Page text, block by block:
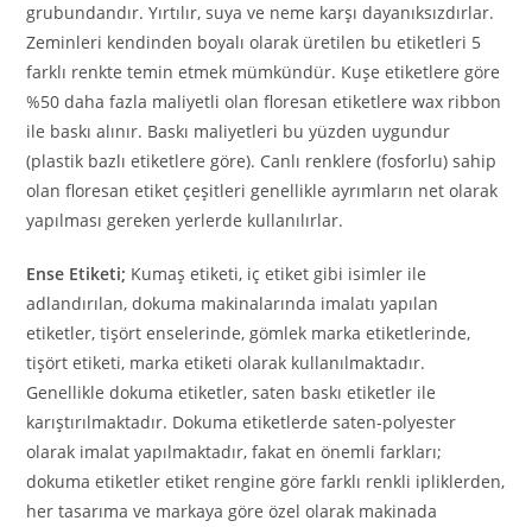
grubundandır. Yırtılır, suya ve neme karşı dayanıksızdırlar.
Zeminleri kendinden boyalı olarak üretilen bu etiketleri 5
farklı renkte temin etmek mümkündür. Kuşe etiketlere göre
%50 daha fazla maliyetli olan floresan etiketlere wax ribbon
ile baskı alınır. Baskı maliyetleri bu yüzden uygundur
(plastik bazlı etiketlere göre). Canlı renklere (fosforlu) sahip
olan floresan etiket çeşitleri genellikle ayrımların net olarak
yapılması gereken yerlerde kullanılırlar.
Ense Etiketi; Kumaş etiketi, iç etiket gibi isimler ile
adlandırılan, dokuma makinalarında imalatı yapılan
etiketler, tişört enselerinde, gömlek marka etiketlerinde,
tişört etiketi, marka etiketi olarak kullanılmaktadır.
Genellikle dokuma etiketler, saten baskı etiketler ile
karıştırılmaktadır. Dokuma etiketlerde saten-polyester
olarak imalat yapılmaktadır, fakat en önemli farkları;
dokuma etiketler etiket rengine göre farklı renkli ipliklerden,
her tasarıma ve markaya göre özel olarak makinada